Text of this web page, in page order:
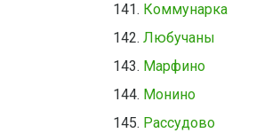
Коммунарка
Любучаны
Марфино
Монино
Рассудово